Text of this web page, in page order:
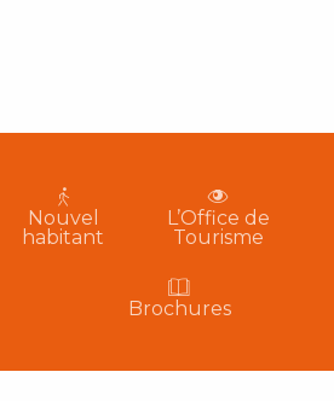
Nouvel
habitant
L’Office de
Tourisme
Brochures